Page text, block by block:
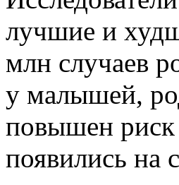
лучшие и
млн случаев
у малышей,
повышен риск
появились на